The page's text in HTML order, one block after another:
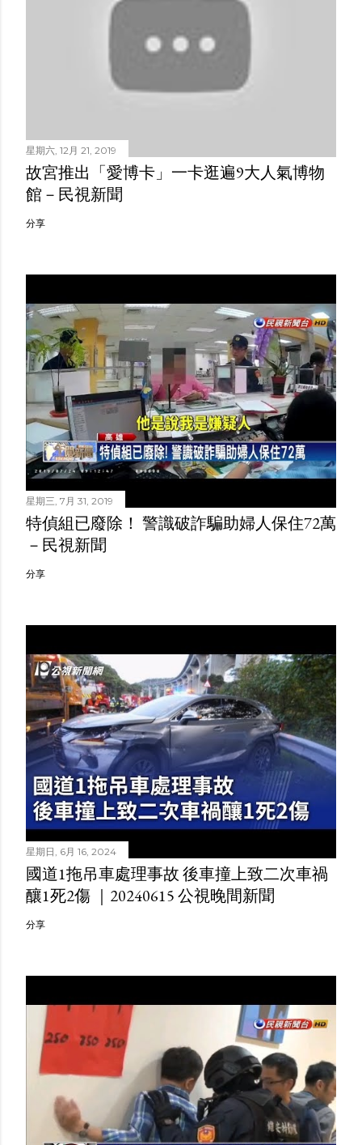
星期六, 12月 21, 2019
故宮推出「愛博卡」一卡逛遍9大人氣博物
館－民視新聞
分享
星期三, 7月 31, 2019
特偵組已廢除！ 警識破詐騙助婦人保住72萬
－民視新聞
分享
星期日, 6月 16, 2024
國道1拖吊車處理事故 後車撞上致二次車禍
釀1死2傷 ｜20240615 公視晚間新聞
分享